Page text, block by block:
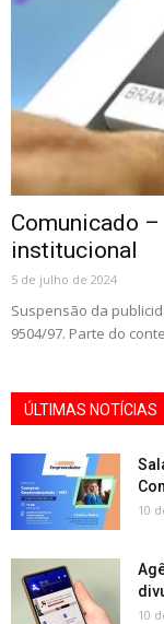
Comunicado
institucional
5 de julho de 2024
Suspensão da
9504/97. Parte do
ÚLTIMAS NOTÍCIAS
10
10